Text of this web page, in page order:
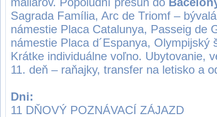
Sagrada Família, Arc de Triomf –
námestie Placa Catalunya, Passeig de
námestie Placa d´Espanya, Olympijský
Krátke individuálne voľno. Ubytovanie,
11. deň – raňajky, transfer na letisko a
Dni:
11 DŇOVÝ POZNÁVACÍ ZÁJAZD